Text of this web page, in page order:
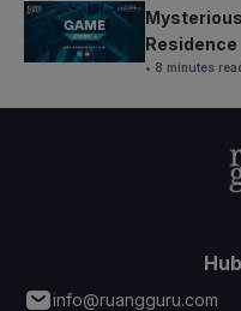
Residence
• 8 minutes
info@ruangguru.com